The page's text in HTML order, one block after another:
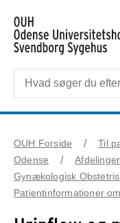
OUH Forside
Til
Odense
Afdelinger
Gynækologisk
Patientinformationer